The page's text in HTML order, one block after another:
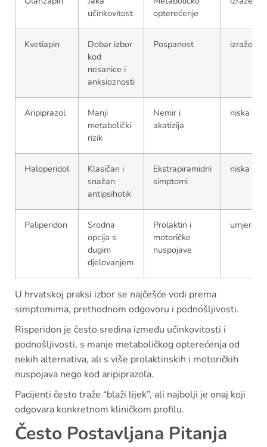
učinkovitost
opterećenje
Kvetiapin
Dobar izbor
kod
nesanice i
anksioznosti
Pospanost izražena
Aripiprazol
Manji
metabolički
rizik
Nemir i
akatizija
niska
Haloperidol
Klasičan i
snažan
antipsihotik
Ekstrapiramidni
simptomi
niska
Paliperidon
Srodna
opcija s
dugim
djelovanjem
Prolaktin i
motoričke
nuspojave
umjerena
U hrvatskoj praksi izbor se najčešće vodi prema
simptomima, prethodnom odgovoru i podnošljivosti.
Risperidon je često sredina između učinkovitosti i
podnošljivosti, s manje metaboličkog opterećenja od
nekih alternativa, ali s više prolaktinskih i motoričkih
nuspojava nego kod aripiprazola.
Pacijenti često traže “blaži lijek”, ali najbolji je onaj koji
odgovara konkretnom kliničkom profilu.
Često Postavljana Pitanja